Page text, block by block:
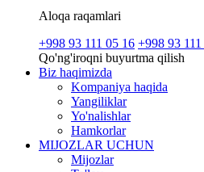
Aloqa raqamlari
+998 93 111 05 16 +998 93
Qo'ng'iroqni buyurtma qilish
Biz haqimizda
Kompaniya haqida
Yangiliklar
Yo'nalishlar
Hamkorlar
MIJOZLAR UCHUN
Mijozlar